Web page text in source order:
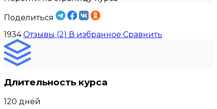
Поделиться
1934 Отзывы (2) В избранное Сравнить
Длительность курса
120 дней